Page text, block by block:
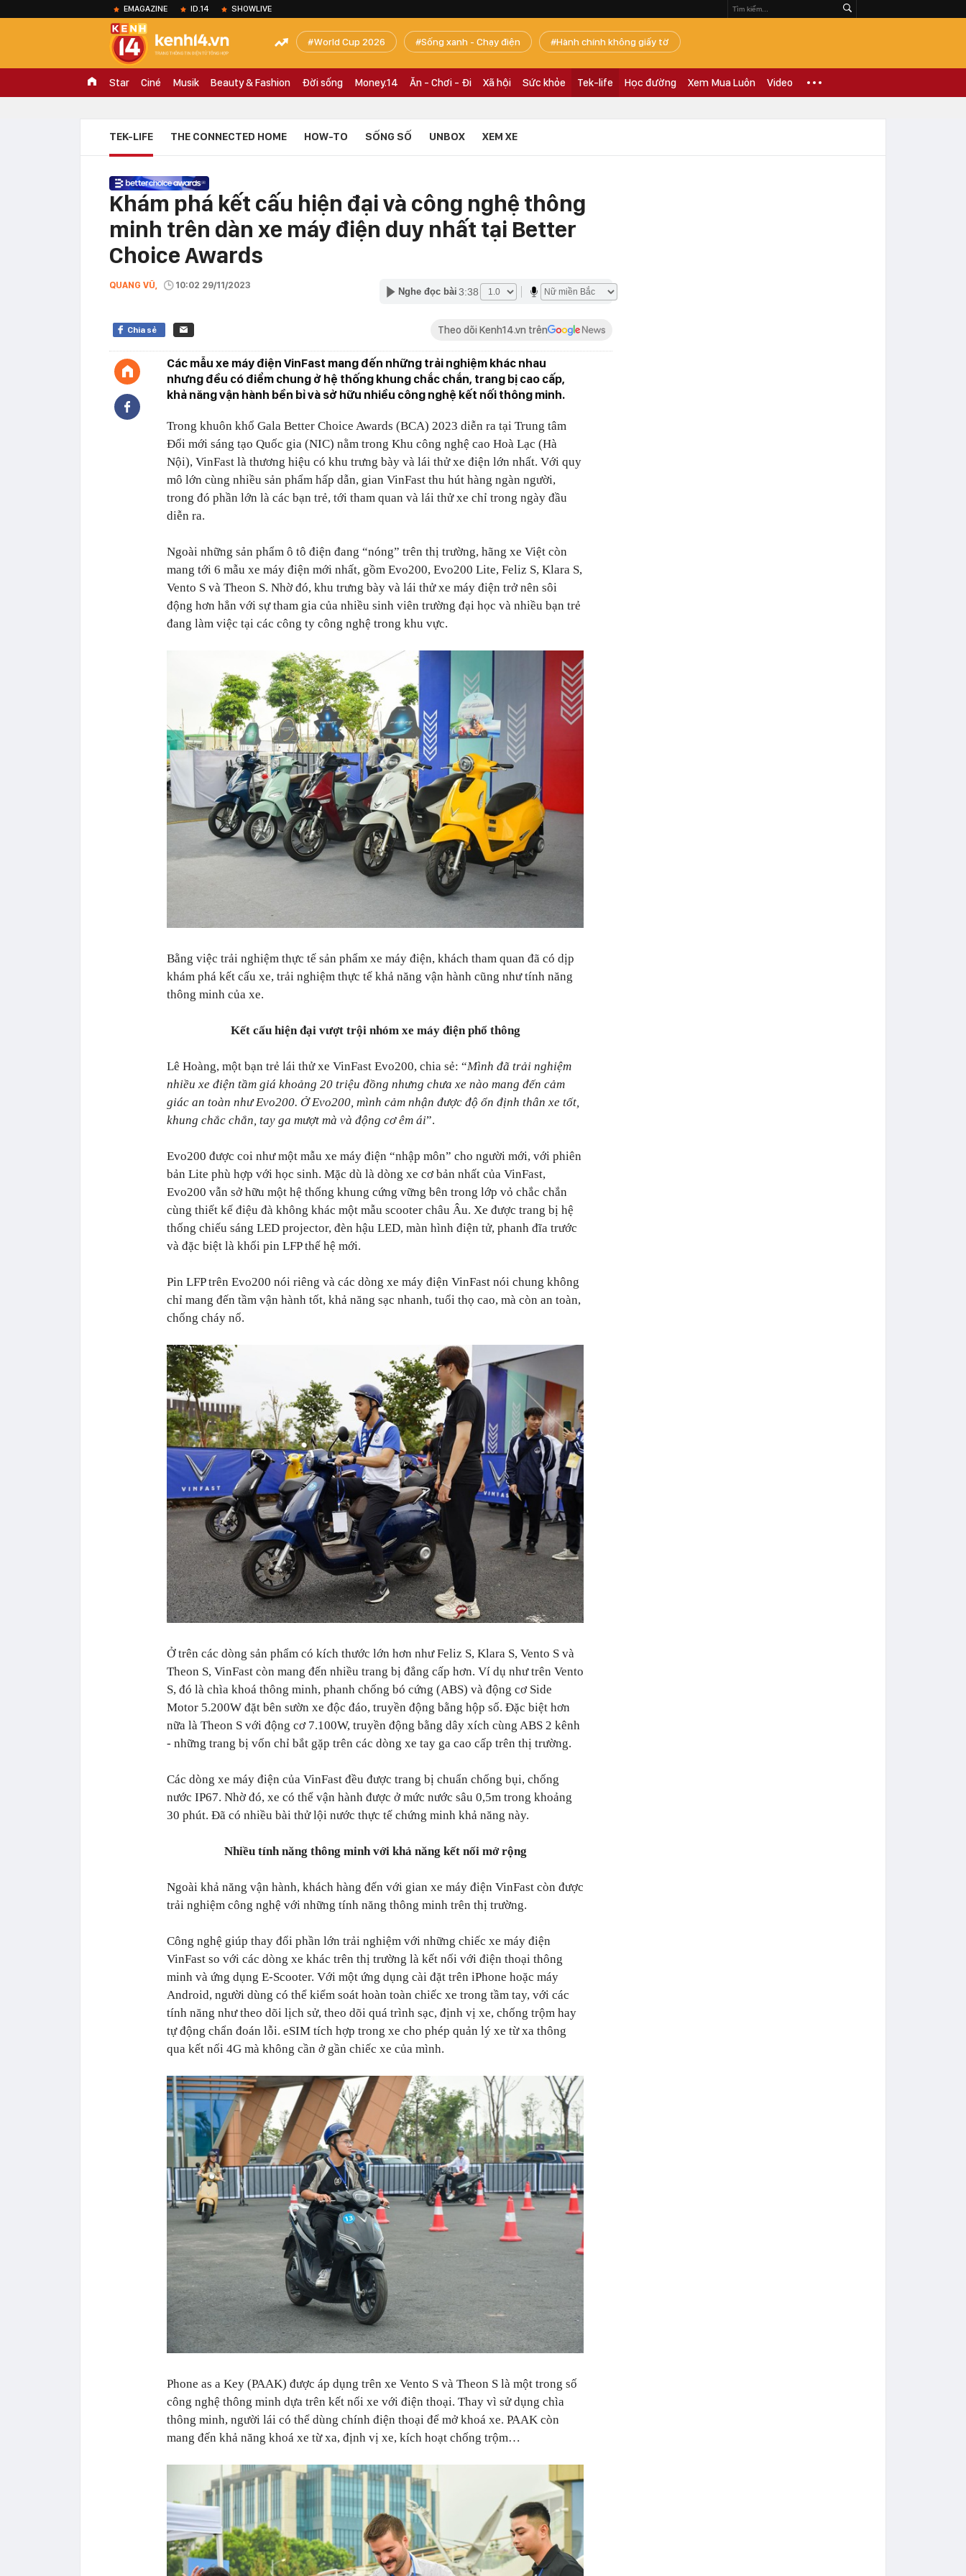
EMAGAZINE ID.14 SHOWLIVE
World Cup 2026 Sống xanh - Chạy điện Hành chính không giấy tờ
Star Ciné Musik Beauty & Fashion Đời sống Money.14 Ăn - Chơi - Đi Xã hội Sức khỏe Tek-life Học đường Xem Mua Luôn Video
TEK-LIFE THE CONNECTED HOME HOW-TO SỐNG SỐ UNBOX XEM XE
Khám phá kết cấu hiện đại và công nghệ thông
minh trên dàn xe máy điện duy nhất tại Better
Choice Awards
QUANG VŨ, 10:02 29/11/2023
Nghe đọc bài 3:38
Chia sẻ Theo dõi Kenh14.vn trên
Các mẫu xe máy điện VinFast mang đến những trải nghiệm khác nhau
nhưng đều có điểm chung ở hệ thống khung chắc chắn, trang bị cao cấp,
khả năng vận hành bền bỉ và sở hữu nhiều công nghệ kết nối thông minh.
Trong khuôn khổ Gala Better Choice Awards (BCA) 2023 diễn ra tại Trung tâm
Đổi mới sáng tạo Quốc gia (NIC) nằm trong Khu công nghệ cao Hoà Lạc (Hà
Nội), VinFast là thương hiệu có khu trưng bày và lái thử xe điện lớn nhất. Với quy
mô lớn cùng nhiều sản phẩm hấp dẫn, gian VinFast thu hút hàng ngàn người,
trong đó phần lớn là các bạn trẻ, tới tham quan và lái thử xe chỉ trong ngày đầu
diễn ra.
Ngoài những sản phẩm ô tô điện đang “nóng” trên thị trường, hãng xe Việt còn
mang tới 6 mẫu xe máy điện mới nhất, gồm Evo200, Evo200 Lite, Feliz S, Klara S,
Vento S và Theon S. Nhờ đó, khu trưng bày và lái thử xe máy điện trở nên sôi
động hơn hẳn với sự tham gia của nhiều sinh viên trường đại học và nhiều bạn trẻ
đang làm việc tại các công ty công nghệ trong khu vực.
Bằng việc trải nghiệm thực tế sản phẩm xe máy điện, khách tham quan đã có dịp
khám phá kết cấu xe, trải nghiệm thực tế khả năng vận hành cũng như tính năng
thông minh của xe.
Kết cấu hiện đại vượt trội nhóm xe máy điện phổ thông
Lê Hoàng, một bạn trẻ lái thử xe VinFast Evo200, chia sẻ: “Mình đã trải nghiệm
nhiều xe điện tầm giá khoảng 20 triệu đồng nhưng chưa xe nào mang đến cảm
giác an toàn như Evo200. Ở Evo200, mình cảm nhận được độ ổn định thân xe tốt,
khung chắc chắn, tay ga mượt mà và động cơ êm ái”.
Evo200 được coi như một mẫu xe máy điện “nhập môn” cho người mới, với phiên
bản Lite phù hợp với học sinh. Mặc dù là dòng xe cơ bản nhất của VinFast,
Evo200 vẫn sở hữu một hệ thống khung cứng vững bên trong lớp vỏ chắc chắn
cùng thiết kế điệu đà không khác một mẫu scooter châu Âu. Xe được trang bị hệ
thống chiếu sáng LED projector, đèn hậu LED, màn hình điện tử, phanh đĩa trước
và đặc biệt là khối pin LFP thế hệ mới.
Pin LFP trên Evo200 nói riêng và các dòng xe máy điện VinFast nói chung không
chỉ mang đến tầm vận hành tốt, khả năng sạc nhanh, tuổi thọ cao, mà còn an toàn,
chống cháy nổ.
Ở trên các dòng sản phẩm có kích thước lớn hơn như Feliz S, Klara S, Vento S và
Theon S, VinFast còn mang đến nhiều trang bị đẳng cấp hơn. Ví dụ như trên Vento
S, đó là chìa khoá thông minh, phanh chống bó cứng (ABS) và động cơ Side
Motor 5.200W đặt bên sườn xe độc đáo, truyền động bằng hộp số. Đặc biệt hơn
nữa là Theon S với động cơ 7.100W, truyền động bằng dây xích cùng ABS 2 kênh
- những trang bị vốn chỉ bắt gặp trên các dòng xe tay ga cao cấp trên thị trường.
Các dòng xe máy điện của VinFast đều được trang bị chuẩn chống bụi, chống
nước IP67. Nhờ đó, xe có thể vận hành được ở mức nước sâu 0,5m trong khoảng
30 phút. Đã có nhiều bài thử lội nước thực tế chứng minh khả năng này.
Nhiều tính năng thông minh với khả năng kết nối mở rộng
Ngoài khả năng vận hành, khách hàng đến với gian xe máy điện VinFast còn được
trải nghiệm công nghệ với những tính năng thông minh trên thị trường.
Công nghệ giúp thay đổi phần lớn trải nghiệm với những chiếc xe máy điện
VinFast so với các dòng xe khác trên thị trường là kết nối với điện thoại thông
minh và ứng dụng E-Scooter. Với một ứng dụng cài đặt trên iPhone hoặc máy
Android, người dùng có thể kiểm soát hoàn toàn chiếc xe trong tầm tay, với các
tính năng như theo dõi lịch sử, theo dõi quá trình sạc, định vị xe, chống trộm hay
tự động chẩn đoán lỗi. eSIM tích hợp trong xe cho phép quản lý xe từ xa thông
qua kết nối 4G mà không cần ở gần chiếc xe của mình.
Phone as a Key (PAAK) được áp dụng trên xe Vento S và Theon S là một trong số
công nghệ thông minh dựa trên kết nối xe với điện thoại. Thay vì sử dụng chìa
thông minh, người lái có thể dùng chính điện thoại để mở khoá xe. PAAK còn
mang đến khả năng khoá xe từ xa, định vị xe, kích hoạt chống trộm…